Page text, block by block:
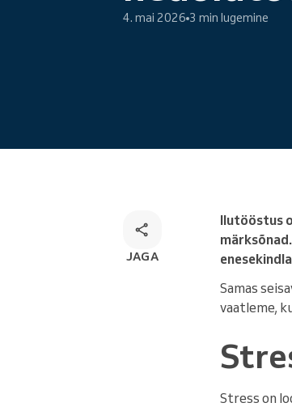
Veebibroneerimine
4. mai 2026 3 min lugemine
JAGA
Ilutööstus
Samas
vaatleme,
Stress on